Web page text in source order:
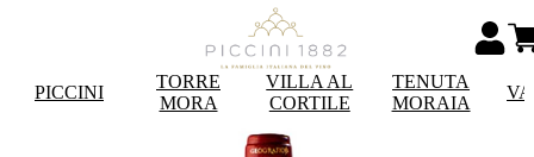
PICCINI
TORRE
MORA
VILLA AL
CORTILE
TENUTA
MORAIA